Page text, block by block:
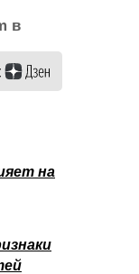
в
на